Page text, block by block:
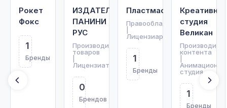
Рокет
Фокс
1
Бренды
ИЗДАТЕЛЬСТВО
ПАНИНИ
РУС
Производитель
товаров
Лицензиат
0
Брендов
Пластмастер
Правообладатель
Лицензиар
1
Бренды
Креативная
студия
Великан
контента
студия
1
Бренды